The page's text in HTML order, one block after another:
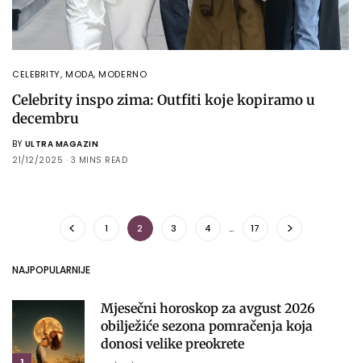
CELEBRITY,MODA,MODERNO
Celebrity inspo zima: Outfiti koje kopiramo u
decembru
BY ULTRA MAGAZIN
21/12/2025
3 MINS READ
1 2 3 4 … 17
NAJPOPULARNIJE
Mjesečni horoskop za avgust 2026
obilježiće sezona pomračenja koja
donosi velike preokrete